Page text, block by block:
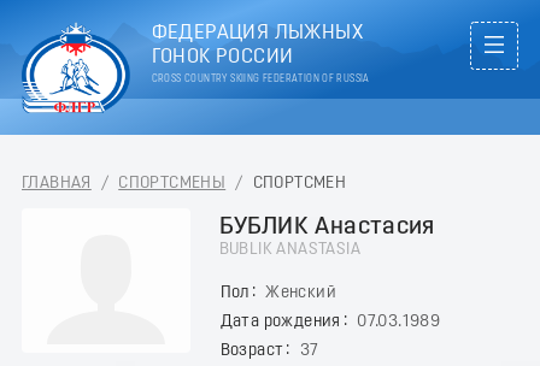
ФЕДЕРАЦИЯ ЛЫЖНЫХ
ГОНОК РОССИИ
CROSS COUNTRY SKIING FEDERATION OF RUSSIA
ГЛАВНАЯ / СПОРТСМЕНЫ / СПОРТСМЕН
БУБЛИК Анастасия
BUBLIK ANASTASIA
Пол
Женский
Дата рождения
07.03.1989
Возраст
37